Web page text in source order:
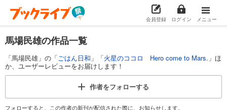
会員登録 ログイン メニュー
馬場民雄の作品一覧
「馬場民雄」の「ごはん日和 」「火星のココロ Hero come to Mars. 」ほ
か、ユーザーレビューをお届けします！
作者をフォローする
フォローすると、この作者の新刊が配信された際に、お知らせします。